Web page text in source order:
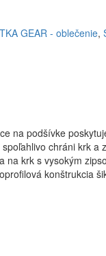
GEAR - oblečenie,
na podšívke
chráni krk a
krk s vysokým
konštrukcia